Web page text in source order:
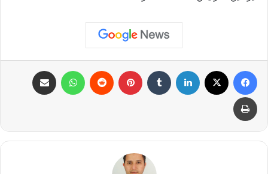
فيسبوك لينكدإن بينتيريست واتساب
طباعة